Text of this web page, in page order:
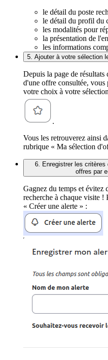
le détail du poste
le détail du profil du
les modalités pour
la présentation de
les informations
5. Ajouter à votre sélection
Depuis la page de résultats
d'une offre consultée,
votre choix à votre
.
Vous les retrouverez ainsi
rubrique « Ma sélection
6. Enregistrer les critères
offres par
Gagnez du temps et évitez
recherche à chaque visite !
« Créer une alerte » :